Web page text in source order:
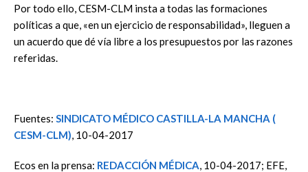
Por todo ello, CESM-CLM insta a todas las formaciones
políticas a que, «en un ejercicio de responsabilidad», lleguen a
un acuerdo que dé vía libre a los presupuestos por las razones
referidas.
Fuentes: SINDICATO MÉDICO CASTILLA-LA MANCHA (
CESM-CLM), 10-04-2017
Ecos en la prensa: REDACCIÓN MÉDICA, 10-04-2017; EFE,